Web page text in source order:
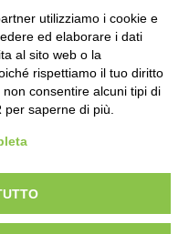
fianco sinistro -
I diritti degli autori, degli artisti e
e le immagini, degli enti e delle
utilizziamo i cookie e
ed elaborare i dati
al sito web o la
rispettiamo il tuo diritto
consentire alcuni tipi di
saperne di più.